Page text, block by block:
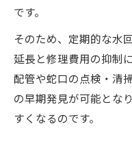
です。
そのため、定期的な水
延長と修理費用の抑制
配管や蛇口の点検・清
の早期発見が可能とな
すくなるのです。